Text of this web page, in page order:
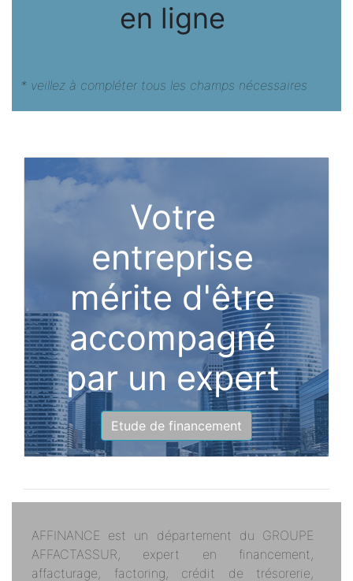
en ligne
* veillez à compléter tous les champs nécessaires
Votre
entreprise
mérite d'être
accompagné
par un expert
Etude de financement
AFFINANCE est un département du GROUPE
AFFACTASSUR, expert en financement,
affacturage, factoring, crédit de trésorerie,